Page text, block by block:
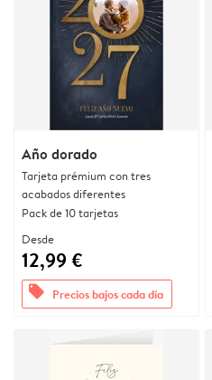
Año dorado
Tarjeta prémium con tres
acabados diferentes
Pack de 10 tarjetas
Desde
12,99 €
offers Precios bajos cada día